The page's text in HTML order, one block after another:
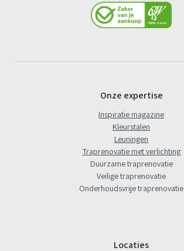
Onze expertise
Inspiratie magazine
Kleurstalen
Leuningen
Traprenovatie met verlichting
Duurzame traprenovatie
Veilige traprenovatie
Onderhoudsvrije traprenovatie
Locaties